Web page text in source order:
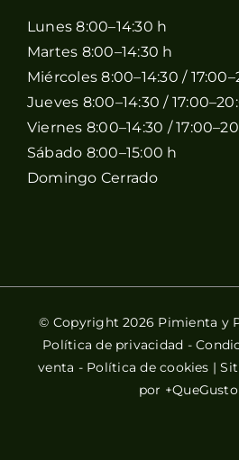
Lunes 8:00–14:30 h
Martes 8:00–14:30 h
Miércoles 8:00–14:30 /
Jueves 8:00–14:30 /
Viernes 8:00–14:30 /
Sábado 8:00–15:00 h
Domingo Cerrado
© Copyright 2026 Pimienta y
Política de privacidad -
venta - Política de cookies |
por +QueGusto